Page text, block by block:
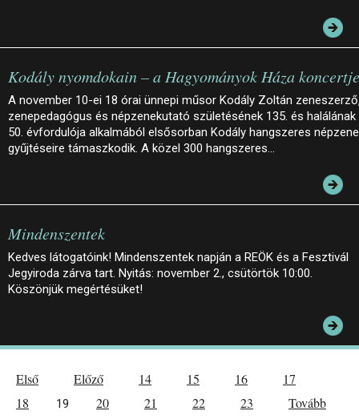
Kodály nyomdokain – a Hagyományok Háza koncertje
A november 10-ei 18 órai ünnepi műsor Kodály Zoltán
zenepedagógus és népzenekutató születésének 135. és halálának
50. évfordulója alkalmából elsősorban Kodály hangszeres
gyűjtéseire támaszkodik. A közel 300 hangszeres…
Mindenszentek
Kedves látogatóink! Mindenszentek napján a REÖK és a Fesztivál
Jegyiroda zárva tart. Nyitás: november 2., csütörtök 10:00.
Köszönjük megértésüket!
Első Előző 14 15 16
17
18
19 20 21 22 23
Tovább